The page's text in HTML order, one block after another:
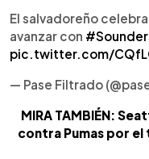
El salvadoreño
avanzar con
pic.twitter.com/
— Pase Filtrado
MIRA TAMBIÉN:
contra Pumas por el